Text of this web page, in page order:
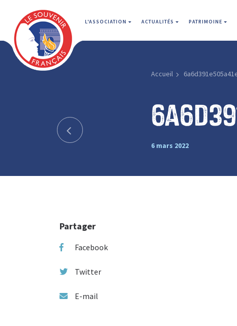
L'ASSOCIATION ACTUALITÉS PATRIMOINE
Accueil
6 mars 2022
Partager
Facebook
Twitter
E-mail